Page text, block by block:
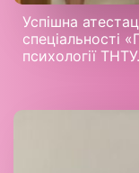
Успішна
спеціальності
психології